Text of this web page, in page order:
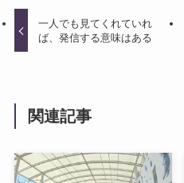
一人でも見てくれていれ
ば、発信する意味はある
関連記事